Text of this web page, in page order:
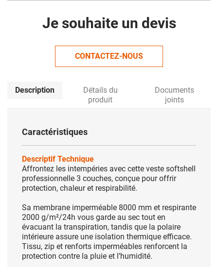
Je souhaite un devis
CONTACTEZ-NOUS
Description
Détails du
produit
Documents
joints
Caractéristiques
Descriptif Technique
Affrontez les intempéries avec cette veste softshell
professionnelle 3 couches, conçue pour offrir
protection, chaleur et respirabilité.
Sa membrane imperméable 8000 mm et respirante
2000 g/m²/24h vous garde au sec tout en
évacuant la transpiration, tandis que la polaire
intérieure assure une isolation thermique efficace.
Tissu, zip et renforts imperméables renforcent la
protection contre la pluie et l’humidité.